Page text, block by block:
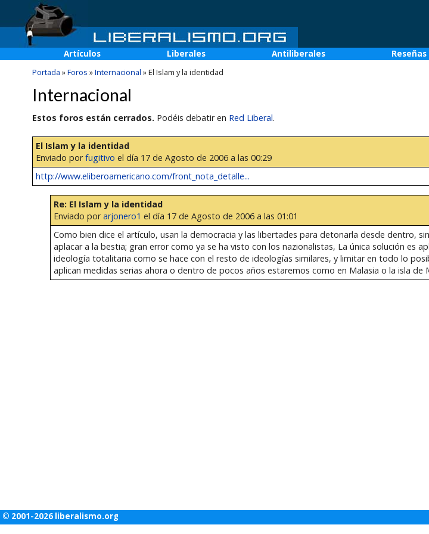
Artículos Liberales Antiliberales Reseñas
Portada »Foros »Internacional »El Islam y la identidad
Internacional
Estos foros están cerrados. Podéis debatir en Red Liberal.
El Islam y la identidad
Enviado porfugitivo el día 17 de Agosto de 2006 a las 00:29
http://www.eliberoamericano.com/front_nota_detalle...
Re: El Islam y la identidad
Enviado porarjonero1 el día 17 de Agosto de 2006 a las 01:01
Como bien dice el artículo, usan la democracia y las libertades para detonarla desde dentro,
aplacar a la bestia; gran error como ya se ha visto con los nazionalistas, La única solución es
ideología totalitaria como se hace con el resto de ideologías similares, y limitar en todo lo
aplican medidas serias ahora o dentro de pocos años estaremos como en Malasia o la isla de
© 2001-2026 liberalismo.org